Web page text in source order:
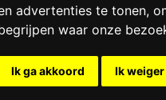
advertenties te tonen,
waar onze
Ik ga akkoord Ik weiger
Vlaardingen Update